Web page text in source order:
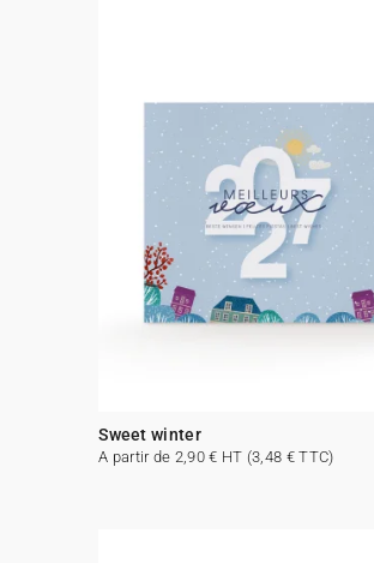
Sweet winter
A partir de 2,90 € HT (3,48 € TTC)